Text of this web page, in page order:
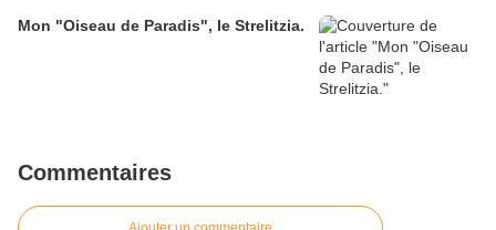
Mon "Oiseau de Paradis", le Strelitzia.
Commentaires